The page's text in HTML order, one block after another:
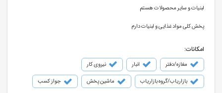
لبنیات و سایر محصولات هستم
پخش کلی مواد غذایی و لبنیات دارم
امکانات:
مغازه/دفتر انبار نیروی کار
بازاریاب/گروه بازاریاب ماشین پخش جواز کسب